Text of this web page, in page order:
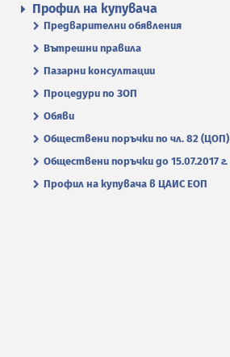
Профил на купувача
Предварителни обявления
Вътрешни правила
Пазарни консултации
Процедури по ЗОП
Обяви
Обществени поръчки по чл. 82 (ЦОП)
Обществени поръчки до 15.07.2017 г.
Профил на купувача в ЦАИС ЕОП